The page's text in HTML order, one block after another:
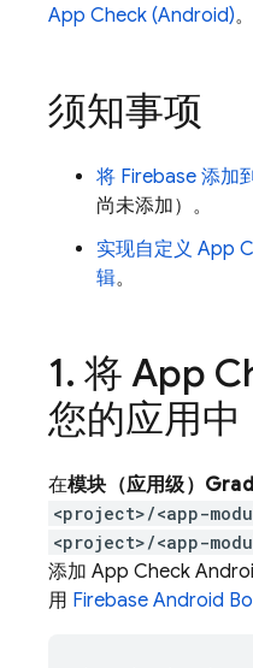
App Check (Android)。
须知事项
将 Firebase 添加
尚未添加）。
实现自定义 App
辑。
1. 将 App
您的应用中
在模块（应用级）
<project>/<app-
<project>/<app-
添加 App Check
用 Firebase Android